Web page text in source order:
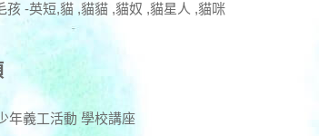
孩 -英短,貓 ,貓貓 ,貓奴 ,貓星人 ,貓咪
年義工活動 學校講座